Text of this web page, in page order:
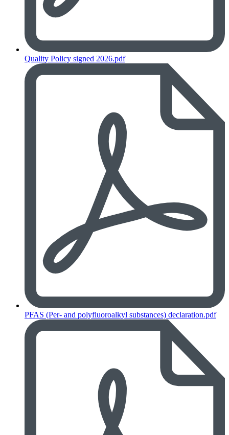
Quality Policy signed 2026.pdf
PFAS (Per- and polyfluoroalkyl substances) declaration.pdf